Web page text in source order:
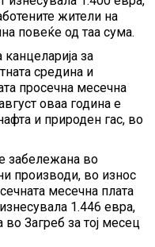
жители на
повеќе од таа сума.
за
средина и
просечна месечна
оваа година е
и природен гас, во
забележана во
производи, во износ
месечна плата
1.446 евра,
во Загреб за тој месец